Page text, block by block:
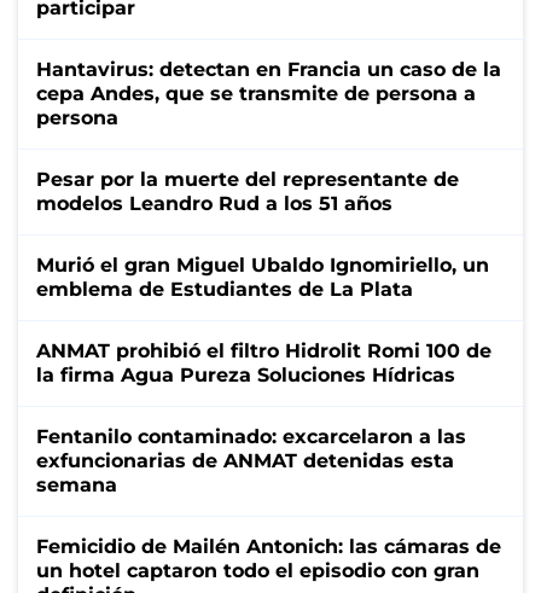
participar
Hantavirus: detectan en Francia un caso de la
cepa Andes, que se transmite de persona a
persona
Pesar por la muerte del representante de
modelos Leandro Rud a los 51 años
Murió el gran Miguel Ubaldo Ignomiriello, un
emblema de Estudiantes de La Plata
ANMAT prohibió el filtro Hidrolit Romi 100 de
la firma Agua Pureza Soluciones Hídricas
Fentanilo contaminado: excarcelaron a las
exfuncionarias de ANMAT detenidas esta
semana
Femicidio de Mailén Antonich: las cámaras de
un hotel captaron todo el episodio con gran